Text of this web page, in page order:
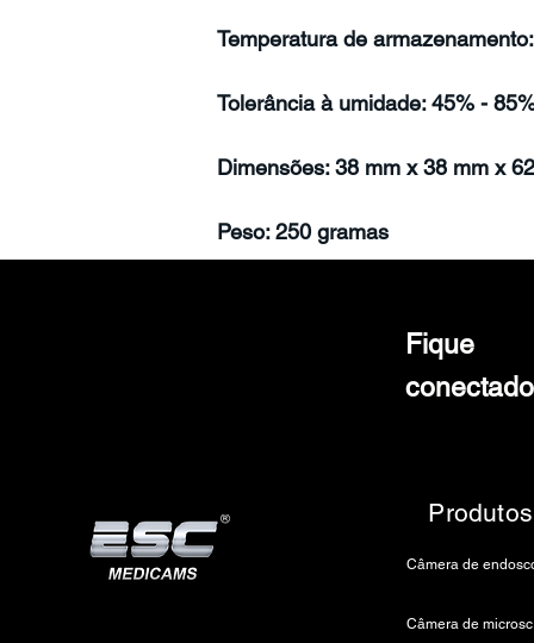
Temperatura de
Tolerância à umidade: 45% -
Dimensões: 38 mm x 38 mm x
Peso: 250 gramas
Fique
conectado
Produtos